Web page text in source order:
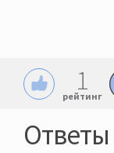
1
рейтинг
Ответы